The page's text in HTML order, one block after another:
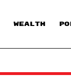
WEALTH